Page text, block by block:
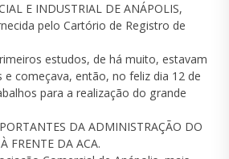
E INDUSTRIAL DE ANÁPOLIS,
pelo Cartório de Registro de
estudos, de há muito, estavam
e começava, então, no feliz dia 12 de
para a realização do grande
DA ADMINISTRAÇÃO DO
FRENTE DA ACA.